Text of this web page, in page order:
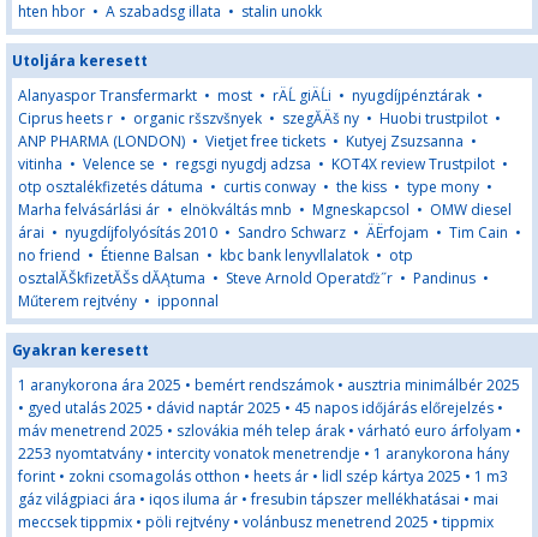
hten hbor • A szabadsg illata • stalin unokk
Utoljára keresett
Alanyaspor Transfermarkt • most • rÄĹ giÄĹi • nyugdíjpénztárak •
Ciprus heets r • organic ršszvšnyek • szegĂÄš ny • Huobi trustpilot •
ANP PHARMA (LONDON) • Vietjet free tickets • Kutyej Zsuzsanna •
vitinha • Velence se • regsgi nyugdj adzsa • KOT4X review Trustpilot •
otp osztalékfizetés dátuma • curtis conway • the kiss • type mony •
Marha felvásárlási ár • elnökváltás mnb • Mgneskapcsol • OMW diesel
árai • nyugdíjfolyósítás 2010 • Sandro Schwarz • ÄËrfojam • Tim Cain •
no friend • Étienne Balsan • kbc bank lenyvllalatok • otp
osztalĂŠkfizetĂŠs dĂĄtuma • Steve Arnold Operatďż˝r • Pandinus •
Műterem rejtvény • ipponnal
Gyakran keresett
1 aranykorona ára 2025 • bemért rendszámok • ausztria minimálbér 2025
• gyed utalás 2025 • dávid naptár 2025 • 45 napos időjárás előrejelzés •
máv menetrend 2025 • szlovákia méh telep árak • várható euro árfolyam •
2253 nyomtatvány • intercity vonatok menetrendje • 1 aranykorona hány
forint • zokni csomagolás otthon • heets ár • lidl szép kártya 2025 • 1 m3
gáz világpiaci ára • iqos iluma ár •fresubin tápszer mellékhatásai • mai
meccsek tippmix • pöli rejtvény • volánbusz menetrend 2025 • tippmix